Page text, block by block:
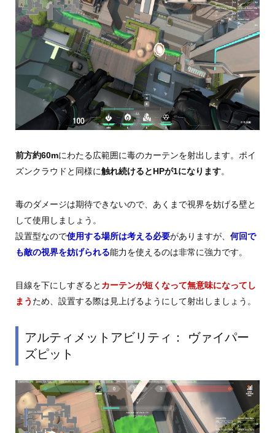
前方約60mにわたる広範囲に毒のカーテンを射出します。ポイ
ズンクラウドと同様に触れ続けるとHPが1になります。
毒のダメージは期待できないので、あくまで視界を妨げる壁と
して使用しましょう。
設置型なので使用する場所は考える必要がありますが、 何回で
も敵の視界を妨げられる能力を使えるのは非常に強力です。
目線を下にしすぎると カーテンが短くなって無意味になってし
まう ため、設置する際は見上げるようにして射出しましょう。
アルティメットアビリティ： ヴァイパー
ズピット